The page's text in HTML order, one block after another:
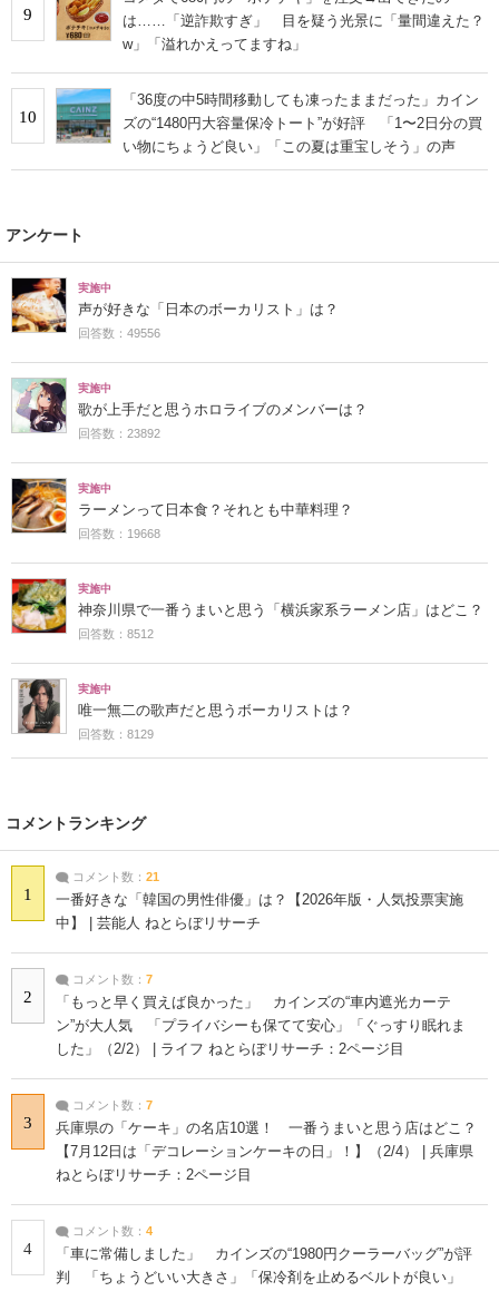
9
は……「逆詐欺すぎ」 目を疑う光景に「量間違えた？
w」「溢れかえってますね」
10
「36度の中5時間移動しても凍ったままだった」カイン
ズの“1480円大容量保冷トート”が好評 「1〜2日分の買
い物にちょうど良い」「この夏は重宝しそう」の声
アンケート
実施中
声が好きな「日本のボーカリスト」は？
回答数：49556
実施中
歌が上手だと思うホロライブのメンバーは？
回答数：23892
実施中
ラーメンって日本食？それとも中華料理？
回答数：19668
実施中
神奈川県で一番うまいと思う「横浜家系ラーメン店」はどこ？
回答数：8512
実施中
唯一無二の歌声だと思うボーカリストは？
回答数：8129
コメントランキング
1
コメント数： 21
一番好きな「韓国の男性俳優」は？【2026年版・人気投票実施
中】 | 芸能人 ねとらぼリサーチ
2
コメント数： 7
「もっと早く買えば良かった」 カインズの“車内遮光カーテ
ン”が大人気 「プライバシーも保てて安心」「ぐっすり眠れま
した」（2/2） | ライフ ねとらぼリサーチ：2ページ目
3
コメント数： 7
兵庫県の「ケーキ」の名店10選！ 一番うまいと思う店はどこ？
【7月12日は「デコレーションケーキの日」！】（2/4） | 兵庫県
ねとらぼリサーチ：2ページ目
4
コメント数： 4
「車に常備しました」 カインズの“1980円クーラーバッグ”が評
判 「ちょうどいい大きさ」「保冷剤を止めるベルトが良い」